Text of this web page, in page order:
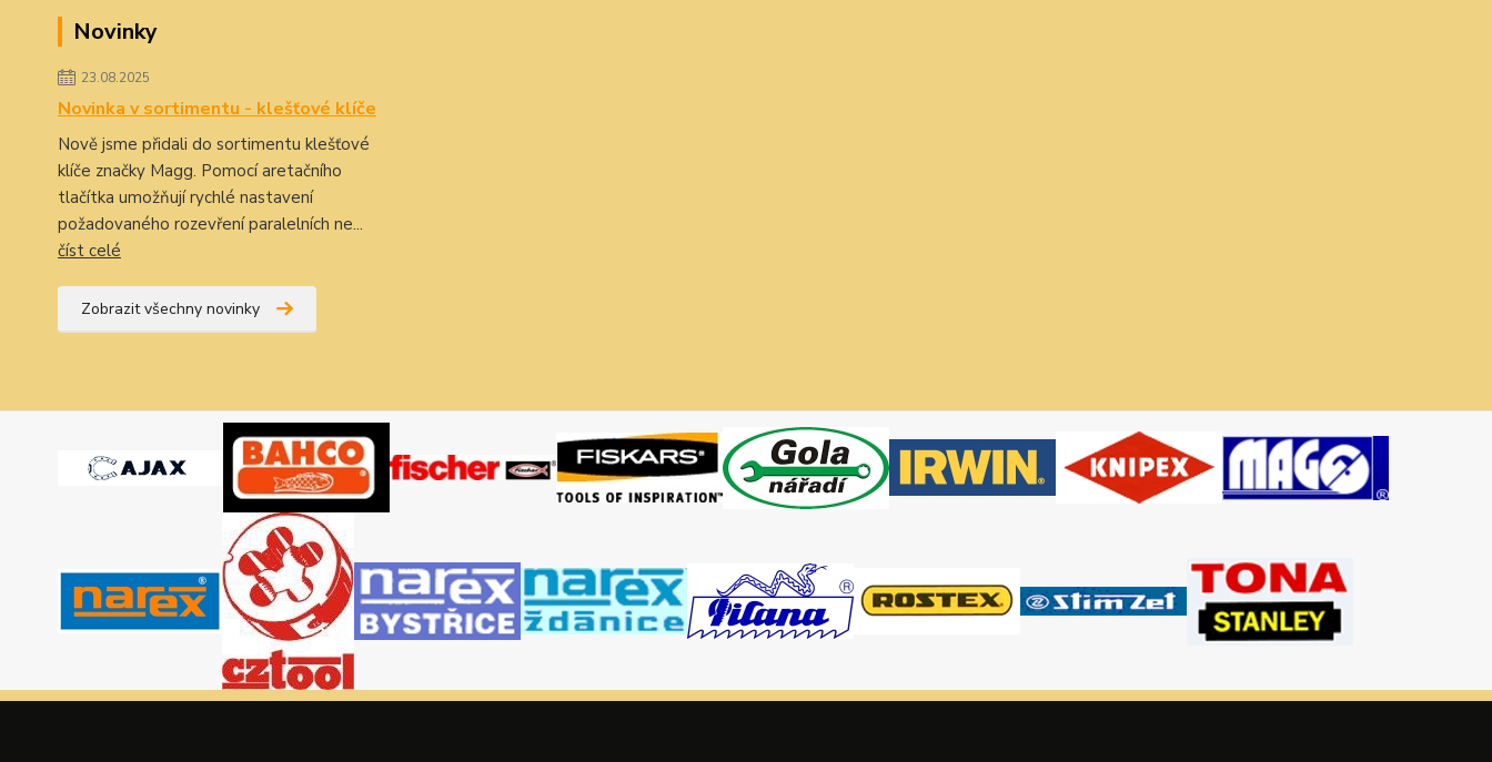
Novinky
23.08.2025
Novinka v sortimentu - klešťové klíče
Nově jsme přidali do sortimentu klešťové
klíče značky Magg. Pomocí aretačního
tlačítka umožňují rychlé nastavení
požadovaného rozevření paralelních ne...
číst celé
Zobrazit všechny novinky